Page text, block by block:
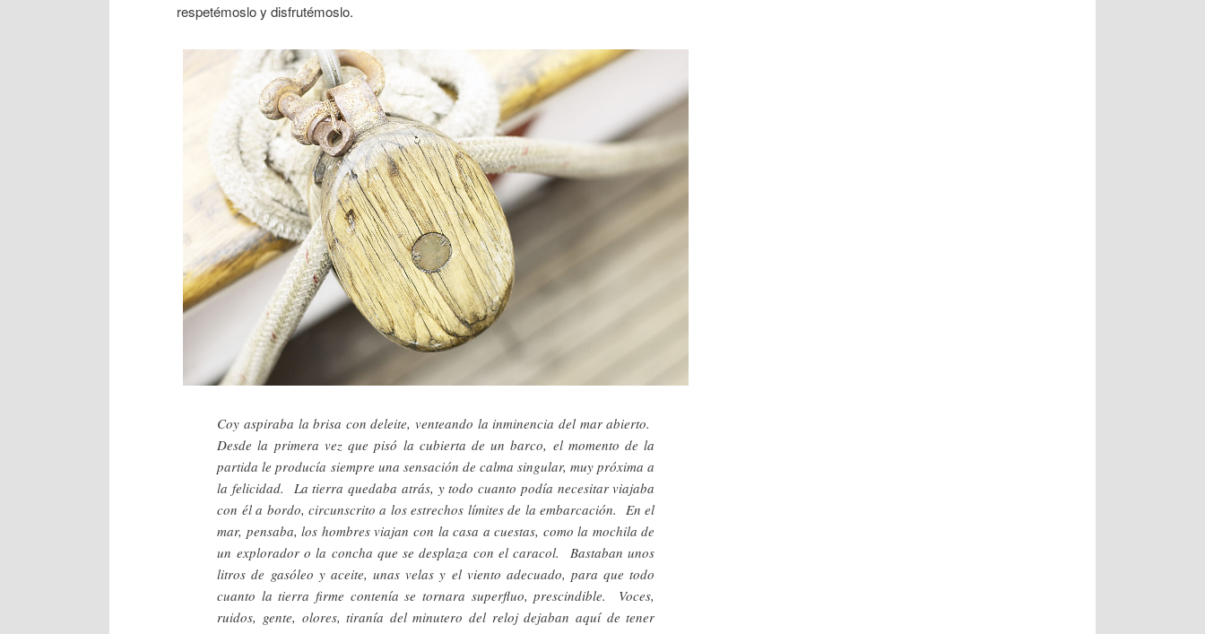
respetémoslo y disfrutémoslo.
Coy aspiraba la brisa con deleite, venteando la inminencia del mar abierto.
Desde la primera vez que pisó la cubierta de un barco, el momento de la
partida le producía siempre una sensación de calma singular, muy próxima a
la felicidad. La tierra quedaba atrás, y todo cuanto podía necesitar viajaba
con él a bordo, circunscrito a los estrechos límites de la embarcación. En el
mar, pensaba, los hombres viajan con la casa a cuestas, como la mochila de
un explorador o la concha que se desplaza con el caracol. Bastaban unos
litros de gasóleo y aceite, unas velas y el viento adecuado, para que todo
cuanto la tierra firme contenía se tornara superfluo, prescindible. Voces,
ruidos, gente, olores, tiranía del minutero del reloj dejaban aquí de tener